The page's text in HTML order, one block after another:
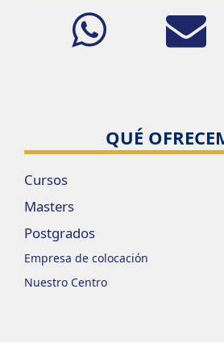
QUÉ
Cursos
Masters
Postgrados
Empresa de colocación
Nuestro Centro